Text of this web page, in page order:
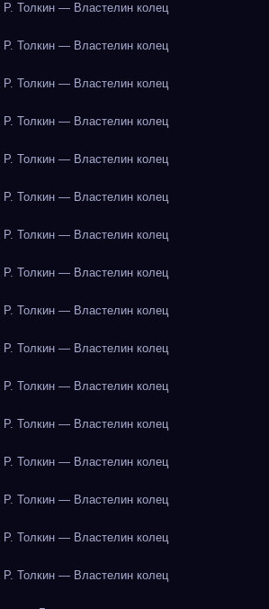
Толкин — Властелин колец
Толкин — Властелин колец
Толкин — Властелин колец
Толкин — Властелин колец
Толкин — Властелин колец
Толкин — Властелин колец
Толкин — Властелин колец
Толкин — Властелин колец
Толкин — Властелин колец
Толкин — Властелин колец
Толкин — Властелин колец
Толкин — Властелин колец
Толкин — Властелин колец
Толкин — Властелин колец
Толкин — Властелин колец
Толкин — Властелин колец